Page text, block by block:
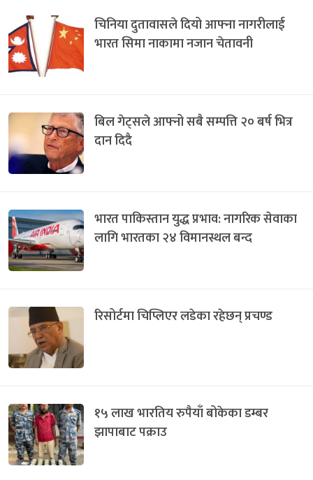
चिनिया दुतावासले दियो आफ्ना नागरीलाई
भारत सिमा नाकामा नजान चेतावनी
बिल गेट्सले आफ्नो सबै सम्पत्ति २० बर्ष भित्र
दान दिदै
भारत पाकिस्तान युद्ध प्रभाव: नागरिक सेवाका
लागि भारतका २४ विमानस्थल बन्द
रिसोर्टमा चिप्लिएर लडेका रहेछन् प्रचण्ड
१५ लाख भारतिय रुपैयाँ बोकेका डम्बर
झापाबाट पक्राउ